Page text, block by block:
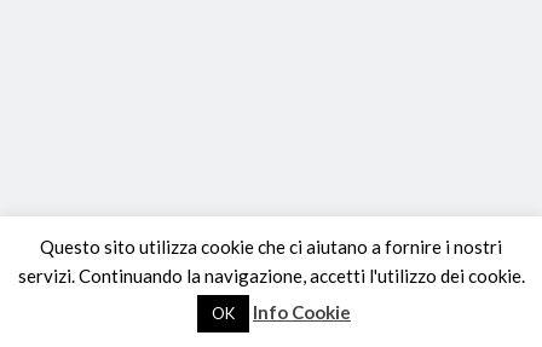
Tema WordPress Authordi Compete Themes
Questo sito utilizza cookie che ci aiutano a fornire i nostri
servizi. Continuando la navigazione, accetti l'utilizzo dei cookie.
OK Info Cookie